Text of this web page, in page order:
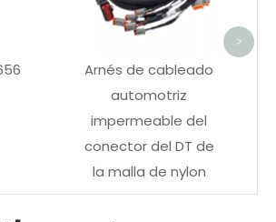
Arnés de cableado
automotriz
impermeable del
conector del DT de
la malla de nylon
>